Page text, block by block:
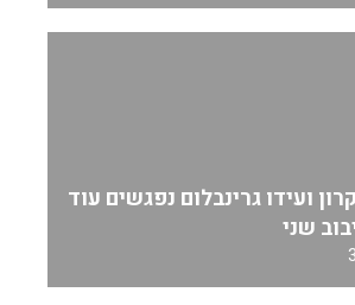
ועידו גרינבלום נפגשים עוד
שני